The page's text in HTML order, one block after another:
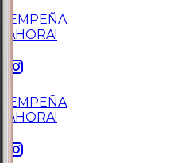
¡EMPEÑA
AHORA!
¡EMPEÑA
AHORA!